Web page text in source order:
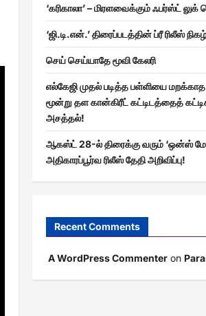
‘கரிகாலா’ – மிரளவைக்கும் ஃபர்ஸ்ட் லுக்
‘ஜி.டி.என்.’ திரைப்படத்தின் ப்ரீ ரிலீஸ்
செய் செய்யாதே மூவி கேலரி
எல்கேஜி முதல் படித்த பள்ளியை மறக்காத
மூன்று தள கான்கிரீட் கட்டிடத்தைத்
அசத்தல்!
ஆகஸ்ட் 28-ல் திரைக்கு வரும் ‘ஒன்ஸ்
அதிகாரப்பூர்வ ரிலீஸ் தேதி அறிவிப்பு!
Recent Comments
A WordPress Commenteron